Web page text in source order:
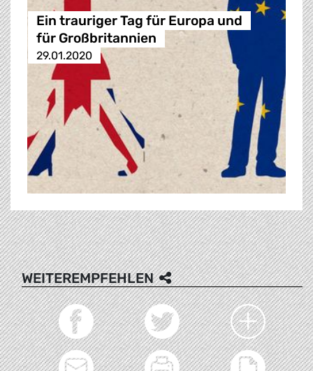
Ein trauriger Tag für Europa und
für Großbritannien
29.01.2020
WEITEREMPFEHLEN